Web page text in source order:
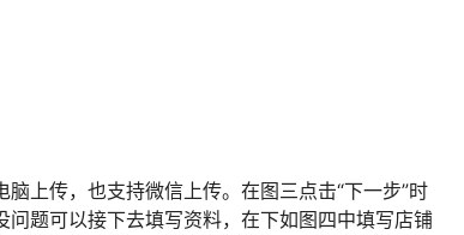
上传，也支持微信上传。在图三点击“下一步”时
题可以接下去填写资料，在下如图四中填写店铺